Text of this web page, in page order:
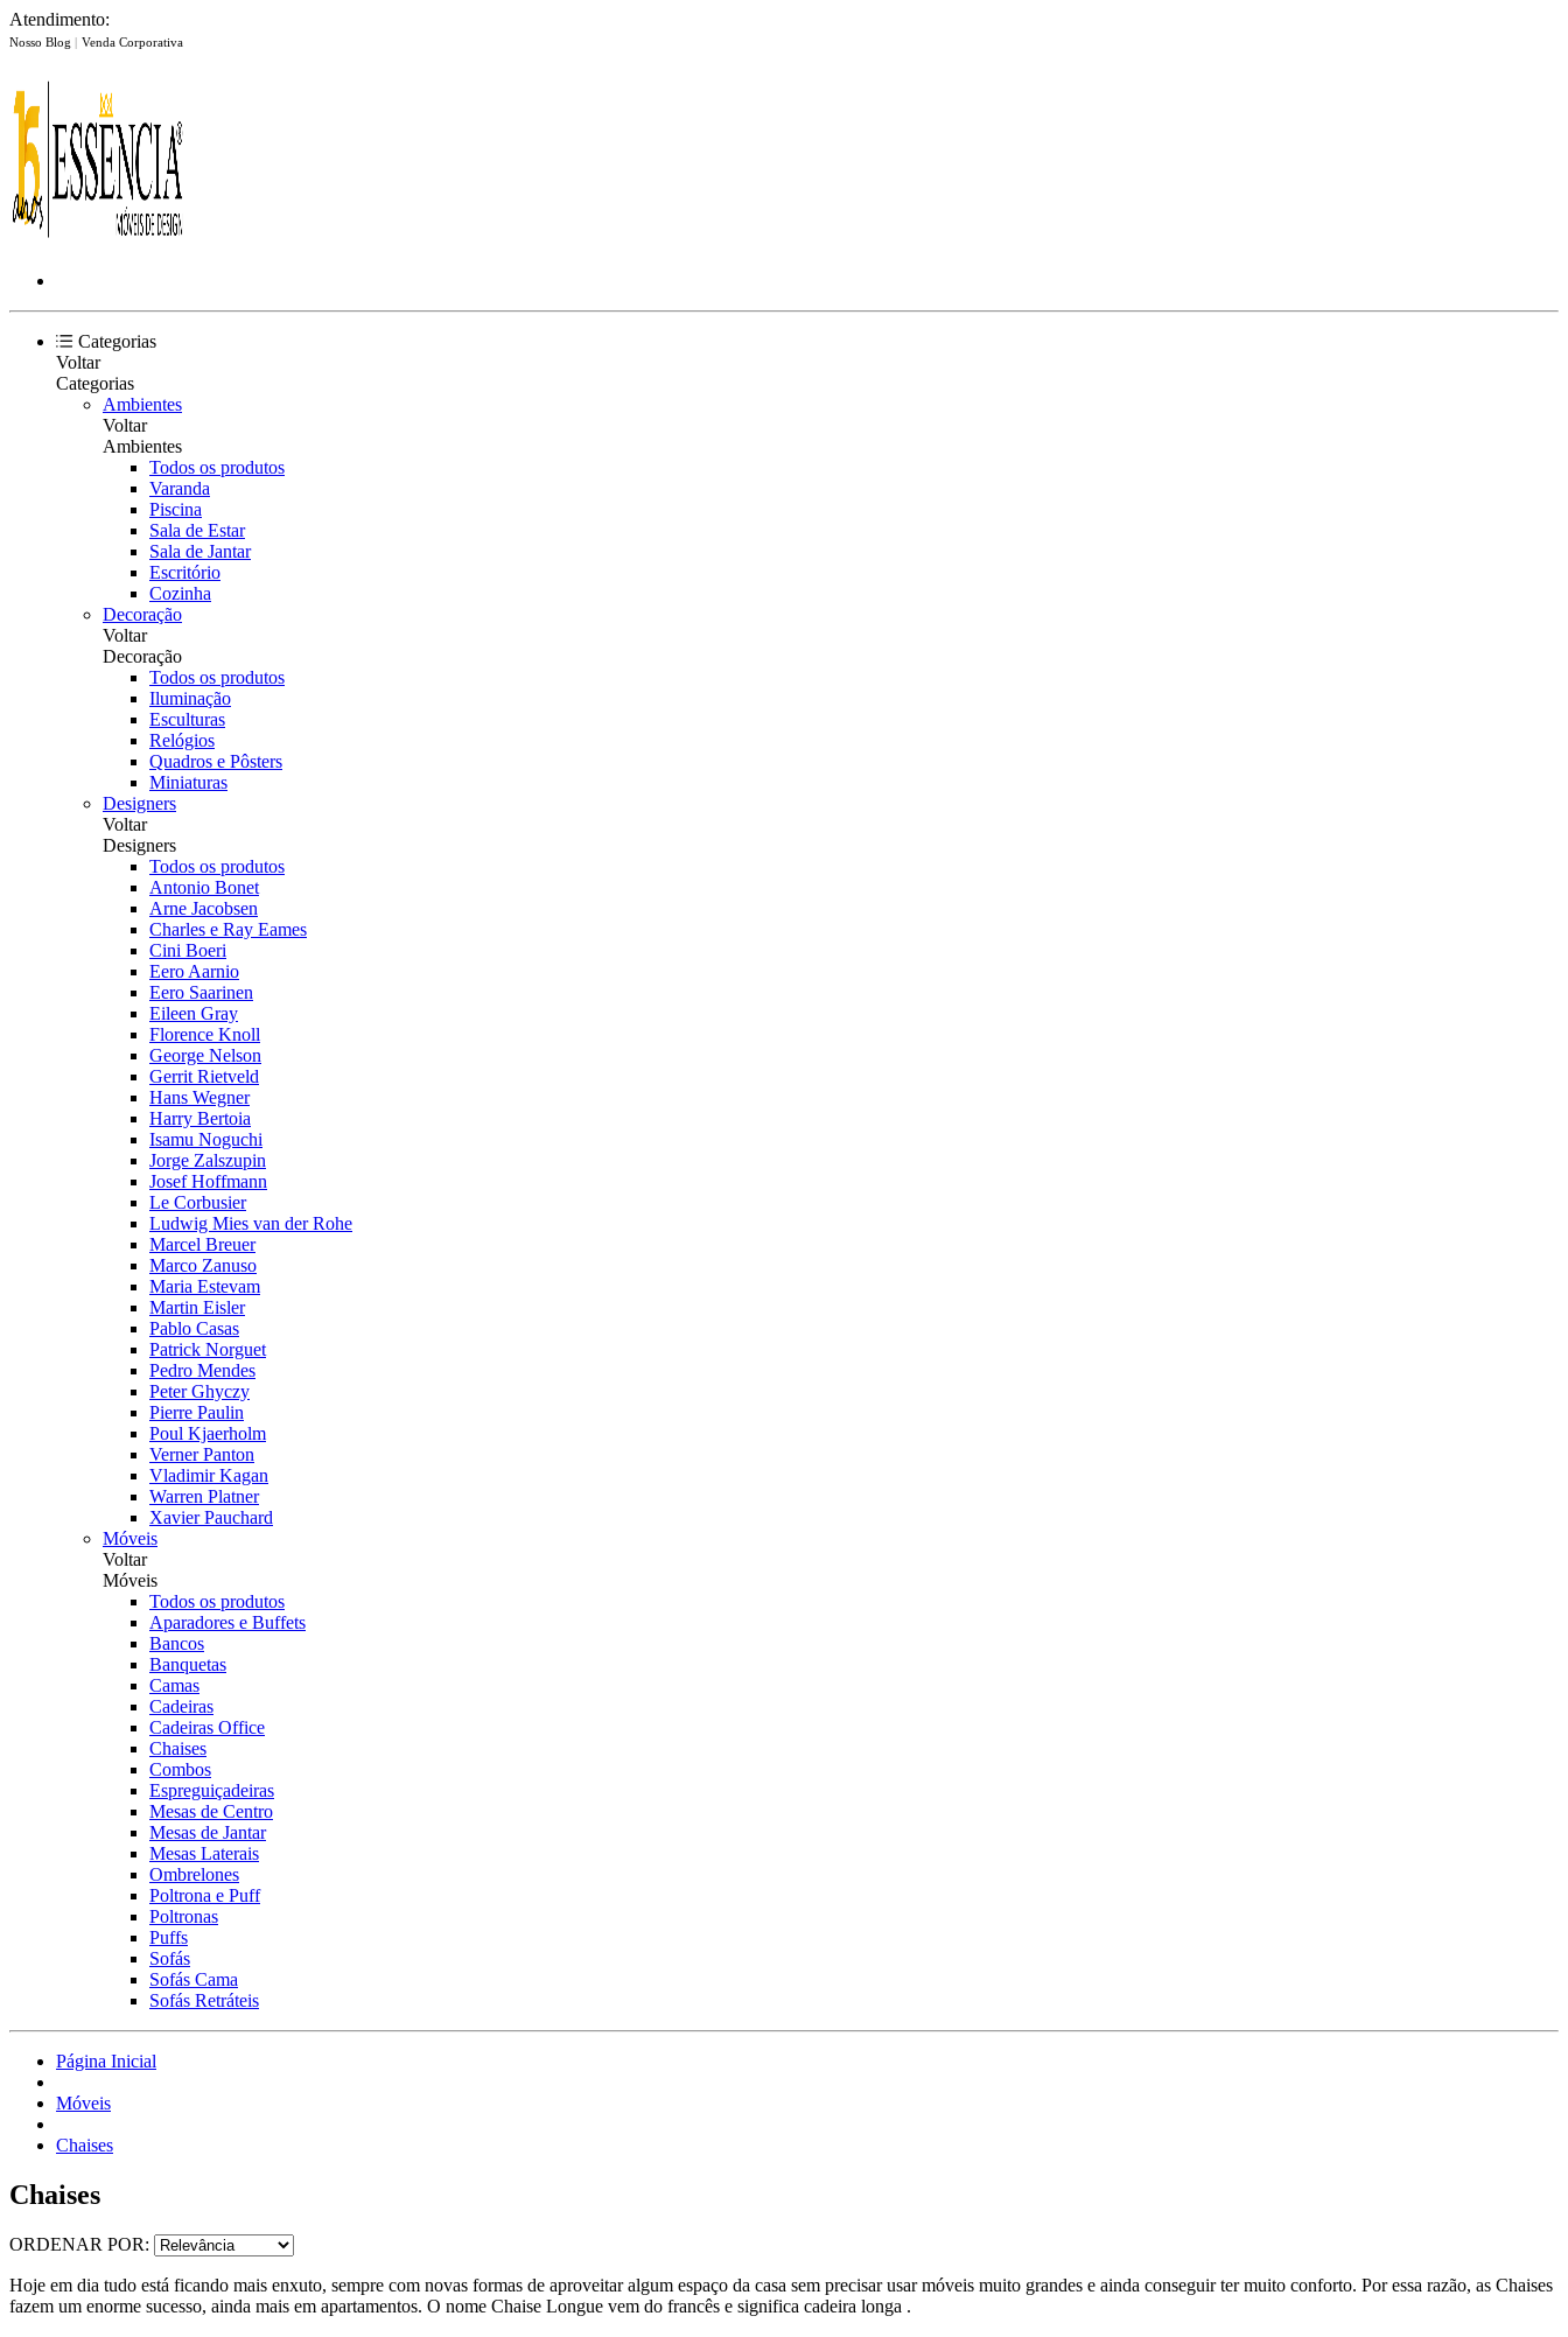
Atendimento:
Nosso Blog | Venda Corporativa
Categorias
Voltar
Categorias
Ambientes
Voltar
Ambientes
Todos os produtos
Varanda
Piscina
Sala de Estar
Sala de Jantar
Escritório
Cozinha
Decoração
Voltar
Decoração
Todos os produtos
Iluminação
Esculturas
Relógios
Quadros e Pôsters
Miniaturas
Designers
Voltar
Designers
Todos os produtos
Antonio Bonet
Arne Jacobsen
Charles e Ray Eames
Cini Boeri
Eero Aarnio
Eero Saarinen
Eileen Gray
Florence Knoll
George Nelson
Gerrit Rietveld
Hans Wegner
Harry Bertoia
Isamu Noguchi
Jorge Zalszupin
Josef Hoffmann
Le Corbusier
Ludwig Mies van der Rohe
Marcel Breuer
Marco Zanuso
Maria Estevam
Martin Eisler
Pablo Casas
Patrick Norguet
Pedro Mendes
Peter Ghyczy
Pierre Paulin
Poul Kjaerholm
Verner Panton
Vladimir Kagan
Warren Platner
Xavier Pauchard
Móveis
Voltar
Móveis
Todos os produtos
Aparadores e Buffets
Bancos
Banquetas
Camas
Cadeiras
Cadeiras Office
Chaises
Combos
Espreguiçadeiras
Mesas de Centro
Mesas de Jantar
Mesas Laterais
Ombrelones
Poltrona e Puff
Poltronas
Puffs
Sofás
Sofás Cama
Sofás Retráteis
Página Inicial
Móveis
Chaises
Chaises
ORDENAR POR:
Hoje em dia tudo está ficando mais enxuto, sempre com novas formas de aproveitar algum espaço da casa sem precisar usar móveis muito grandes e ainda conseguir ter muito conforto. Por essa razão, as Chaises
fazem um enorme sucesso, ainda mais em apartamentos. O nome Chaise Longue vem do francês e significa cadeira longa .